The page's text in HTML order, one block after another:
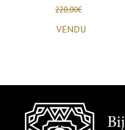
220,00€
VENDU